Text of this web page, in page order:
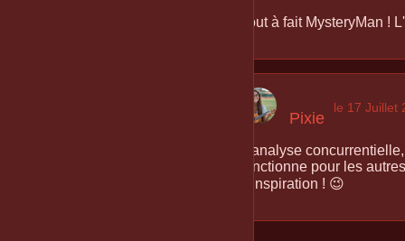
Tout à fait MysteryMan !
Pixie
le 17 Juillet
L'analyse
fonctionne pour les
d'inspiration ! 😉